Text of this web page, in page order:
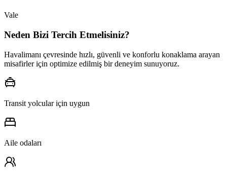
Vale
Neden Bizi Tercih Etmelisiniz?
Havalimanı çevresinde hızlı, güvenli ve konforlu konaklama arayan
misafirler için optimize edilmiş bir deneyim sunuyoruz.
Transit yolcular için uygun
Aile odaları